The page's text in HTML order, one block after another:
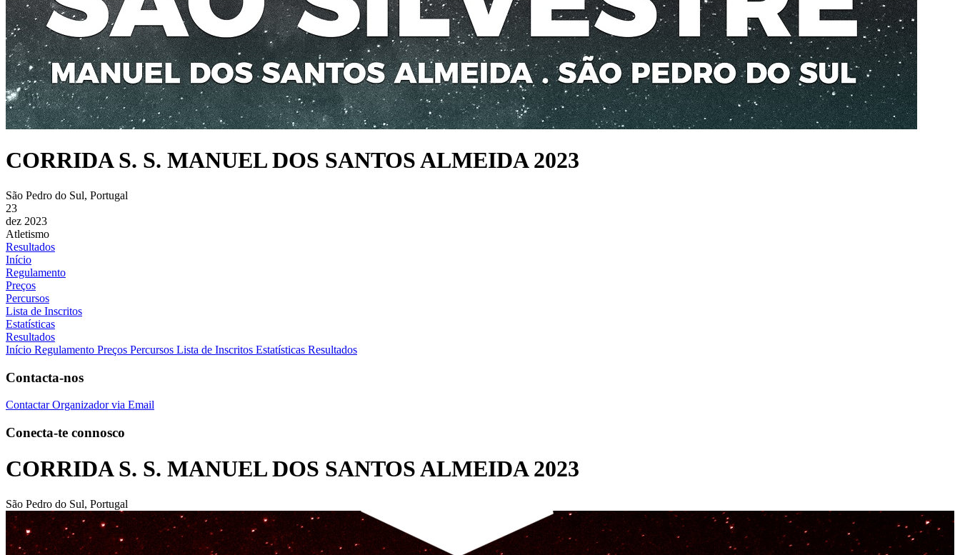
CORRIDA S. S. MANUEL DOS SANTOS ALMEIDA 2023
São Pedro do Sul, Portugal
23
dez 2023
Atletismo
Resultados
Início
Regulamento
Preços
Percursos
Lista de Inscritos
Estatísticas
Resultados
Início Regulamento Preços Percursos Lista de Inscritos Estatísticas Resultados
Contacta-nos
Contactar Organizador via Email
Conecta-te connosco
CORRIDA S. S. MANUEL DOS SANTOS ALMEIDA 2023
São Pedro do Sul, Portugal